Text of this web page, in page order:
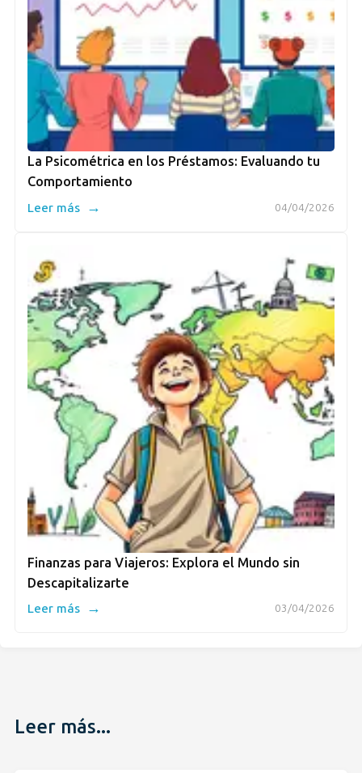
La Psicométrica en los Préstamos: Evaluando tu
Comportamiento
04/04/2026
Leer más →
Finanzas para Viajeros: Explora el Mundo sin
Descapitalizarte
03/04/2026
Leer más →
Leer más...